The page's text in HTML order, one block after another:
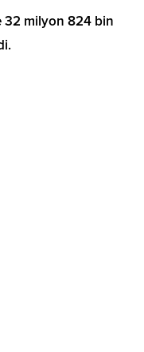
32 milyon 824 bin